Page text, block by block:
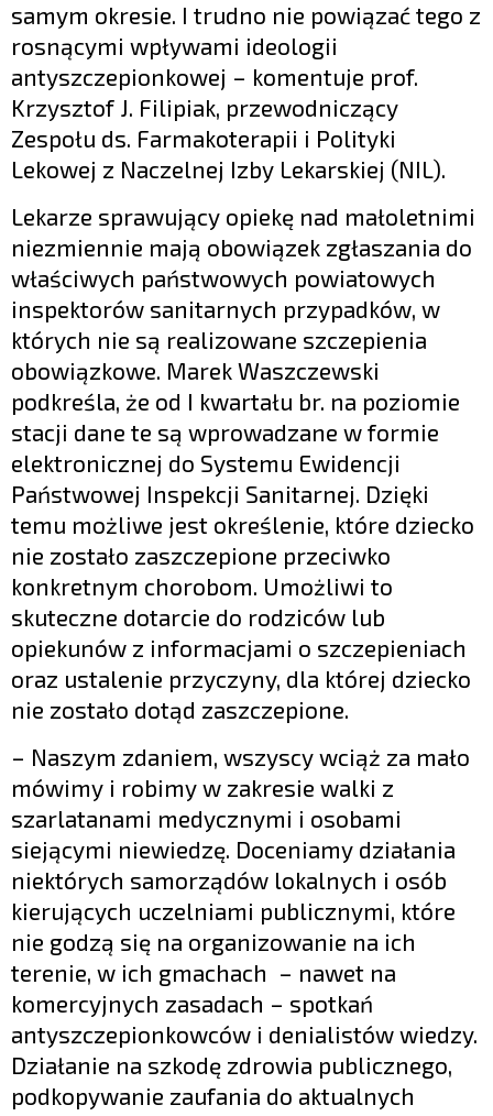
samym okresie. I trudno nie powiązać tego z
rosnącymi wpływami ideologii
antyszczepionkowej – komentuje prof.
Krzysztof J. Filipiak, przewodniczący
Zespołu ds. Farmakoterapii i Polityki
Lekowej z Naczelnej Izby Lekarskiej (NIL).
Lekarze sprawujący opiekę nad małoletnimi
niezmiennie mają obowiązek zgłaszania do
właściwych państwowych powiatowych
inspektorów sanitarnych przypadków, w
których nie są realizowane szczepienia
obowiązkowe. Marek Waszczewski
podkreśla, że od I kwartału br. na poziomie
stacji dane te są wprowadzane w formie
elektronicznej do Systemu Ewidencji
Państwowej Inspekcji Sanitarnej. Dzięki
temu możliwe jest określenie, które dziecko
nie zostało zaszczepione przeciwko
konkretnym chorobom. Umożliwi to
skuteczne dotarcie do rodziców lub
opiekunów z informacjami o szczepieniach
oraz ustalenie przyczyny, dla której dziecko
nie zostało dotąd zaszczepione.
– Naszym zdaniem, wszyscy wciąż za mało
mówimy i robimy w zakresie walki z
szarlatanami medycznymi i osobami
siejącymi niewiedzę. Doceniamy działania
niektórych samorządów lokalnych i osób
kierujących uczelniami publicznymi, które
nie godzą się na organizowanie na ich
terenie, w ich gmachach – nawet na
komercyjnych zasadach – spotkań
antyszczepionkowców i denialistów wiedzy.
Działanie na szkodę zdrowia publicznego,
podkopywanie zaufania do aktualnych